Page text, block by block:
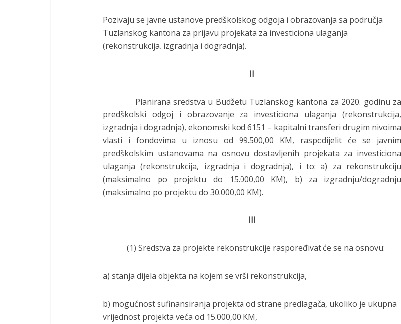
Pozivaju se javne ustanove predškolskog odgoja i obrazovanja sa područja
Tuzlanskog kantona za prijavu projekata za investiciona ulaganja
(rekonstrukcija, izgradnja i dogradnja).
II
Planirana sredstva u Budžetu Tuzlanskog kantona za 2020. godinu za
predškolski odgoj i obrazovanje za investiciona ulaganja (rekonstrukcija,
izgradnja i dogradnja), ekonomski kod 6151 – kapitalni transferi drugim nivoima
vlasti i fondovima u iznosu od 99.500,00 KM, raspodijelit će se javnim
predškolskim ustanovama na osnovu dostavljenih projekata za investiciona
ulaganja (rekonstrukcija, izgradnja i dogradnja), i to: a) za rekonstrukciju
(maksimalno po projektu do 15.000,00 KM), b) za izgradnju/dogradnju
(maksimalno po projektu do 30.000,00 KM).
III
(1) Sredstva za projekte rekonstrukcije raspoređivat će se na osnovu:
a) stanja dijela objekta na kojem se vrši rekonstrukcija,
b) mogućnost sufinansiranja projekta od strane predlagača, ukoliko je ukupna
vrijednost projekta veća od 15.000,00 KM,